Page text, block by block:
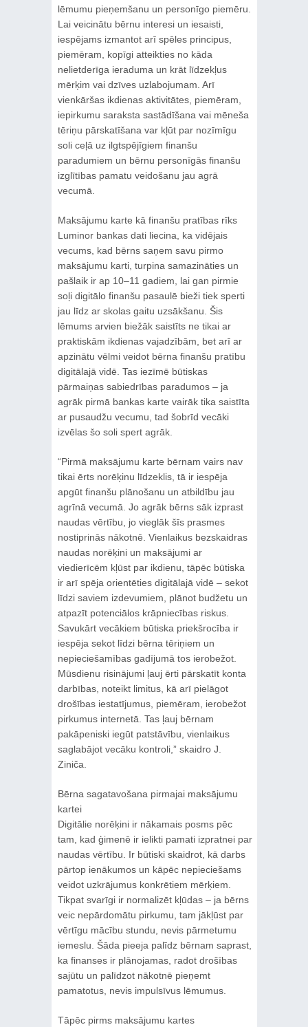
lēmumu pieņemšanu un personīgo piemēru.
Lai veicinātu bērnu interesi un iesaisti,
iespējams izmantot arī spēles principus,
piemēram, kopīgi atteikties no kāda
nelietderīga ieraduma un krāt līdzekļus
mērķim vai dzīves uzlabojumam. Arī
vienkāršas ikdienas aktivitātes, piemēram,
iepirkumu saraksta sastādīšana vai mēneša
tēriņu pārskatīšana var kļūt par nozīmīgu
soli ceļā uz ilgtspējīgiem finanšu
paradumiem un bērnu personīgās finanšu
izglītības pamatu veidošanu jau agrā
vecumā.
Maksājumu karte kā finanšu pratības rīks
Luminor bankas dati liecina, ka vidējais
vecums, kad bērns saņem savu pirmo
maksājumu karti, turpina samazināties un
pašlaik ir ap 10–11 gadiem, lai gan pirmie
soļi digitālo finanšu pasaulē bieži tiek sperti
jau līdz ar skolas gaitu uzsākšanu. Šis
lēmums arvien biežāk saistīts ne tikai ar
praktiskām ikdienas vajadzībām, bet arī ar
apzinātu vēlmi veidot bērna finanšu pratību
digitālajā vidē. Tas iezīmē būtiskas
pārmaiņas sabiedrības paradumos – ja
agrāk pirmā bankas karte vairāk tika saistīta
ar pusaudžu vecumu, tad šobrīd vecāki
izvēlas šo soli spert agrāk.
“Pirmā maksājumu karte bērnam vairs nav
tikai ērts norēķinu līdzeklis, tā ir iespēja
apgūt finanšu plānošanu un atbildību jau
agrīnā vecumā. Jo agrāk bērns sāk izprast
naudas vērtību, jo vieglāk šīs prasmes
nostiprinās nākotnē. Vienlaikus bezskaidras
naudas norēķini un maksājumi ar
viedierīcēm kļūst par ikdienu, tāpēc būtiska
ir arī spēja orientēties digitālajā vidē – sekot
līdzi saviem izdevumiem, plānot budžetu un
atpazīt potenciālos krāpniecības riskus.
Savukārt vecākiem būtiska priekšrocība ir
iespēja sekot līdzi bērna tēriņiem un
nepieciešamības gadījumā tos ierobežot.
Mūsdienu risinājumi ļauj ērti pārskatīt konta
darbības, noteikt limitus, kā arī pielāgot
drošības iestatījumus, piemēram, ierobežot
pirkumus internetā. Tas ļauj bērnam
pakāpeniski iegūt patstāvību, vienlaikus
saglabājot vecāku kontroli,” skaidro J.
Ziniča.
Bērna sagatavošana pirmajai maksājumu
kartei
Digitālie norēķini ir nākamais posms pēc
tam, kad ģimenē ir ielikti pamati izpratnei par
naudas vērtību. Ir būtiski skaidrot, kā darbs
pārtop ienākumos un kāpēc nepieciešams
veidot uzkrājumus konkrētiem mērķiem.
Tikpat svarīgi ir normalizēt kļūdas – ja bērns
veic nepārdomātu pirkumu, tam jākļūst par
vērtīgu mācību stundu, nevis pārmetumu
iemeslu. Šāda pieeja palīdz bērnam saprast,
ka finanses ir plānojamas, radot drošības
sajūtu un palīdzot nākotnē pieņemt
pamatotus, nevis impulsīvus lēmumus.
Tāpēc pirms maksājumu kartes